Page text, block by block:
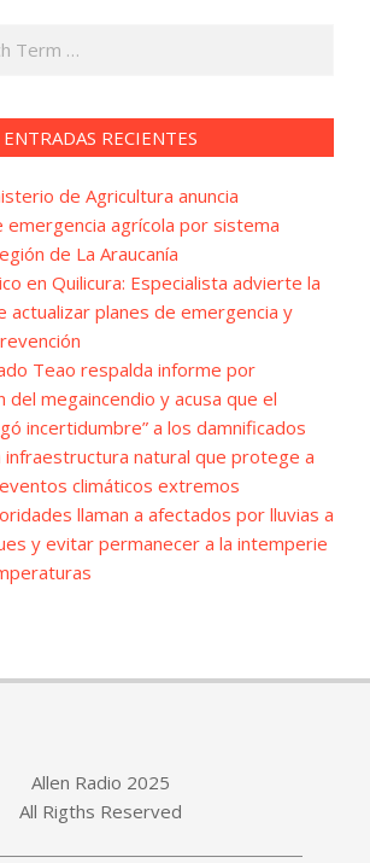
ENTRADAS RECIENTES
de Agricultura anuncia
emergencia agrícola por sistema
de La Araucanía
en Quilicura: Especialista advierte la
actualizar planes de emergencia y
Teao respalda informe por
del megaincendio y acusa que el
incertidumbre” a los damnificados
infraestructura natural que protege a
climáticos extremos
llaman a afectados por lluvias a
y evitar permanecer a la intemperie
Allen Radio 2025
All Rigths Reserved